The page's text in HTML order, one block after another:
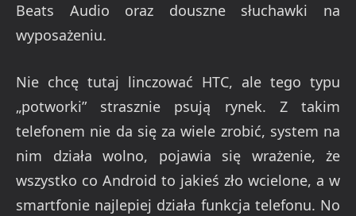
Beats Audio oraz douszne słuchawki na
wyposażeniu.
Nie chcę tutaj linczować HTC, ale tego typu
„potworki” strasznie psują rynek. Z takim
telefonem nie da się za wiele zrobić, system na
nim działa wolno, pojawia się wrażenie, że
wszystko co Android to jakieś zło wcielone, a w
smartfonie najlepiej działa funkcja telefonu. No